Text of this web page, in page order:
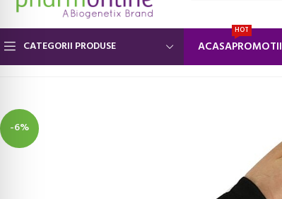
CATEGORII PRODUSE ACASAPROMOTII
HOT
-6%